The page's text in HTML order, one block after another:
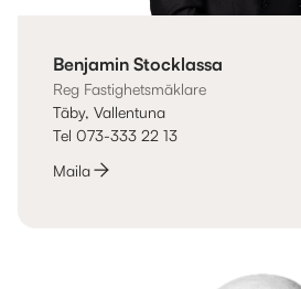
Benjamin Stocklassa
Reg Fastighetsmäklare
Täby, Vallentuna
Tel 073-333 22 13
Maila